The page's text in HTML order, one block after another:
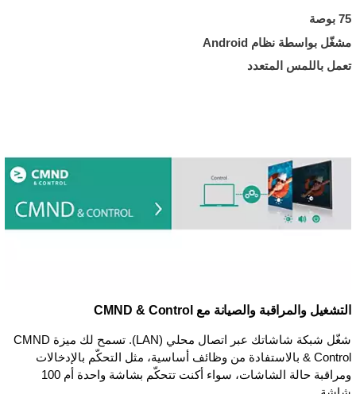
75 بوصة
مشغّل بواسطة نظام Android
تعمل باللمس المتعدد
التشغيل والمراقبة والصيانة مع CMND & Control
شغّل شبكة شاشاتك عبر اتصال محلي (LAN). تسمح لك ميزة CMND
& Control بالاستفادة من وظائف أساسية، مثل التحكّم بالإدخالات
ومراقبة حالة الشاشات، سواء أكنت تتحكّم بشاشة واحدة أم 100